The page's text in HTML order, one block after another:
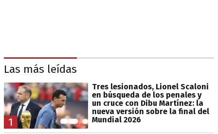
Las más leídas
1
Tres lesionados, Lionel Scaloni
en búsqueda de los penales y
un cruce con Dibu Martínez: la
nueva versión sobre la final del
Mundial 2026